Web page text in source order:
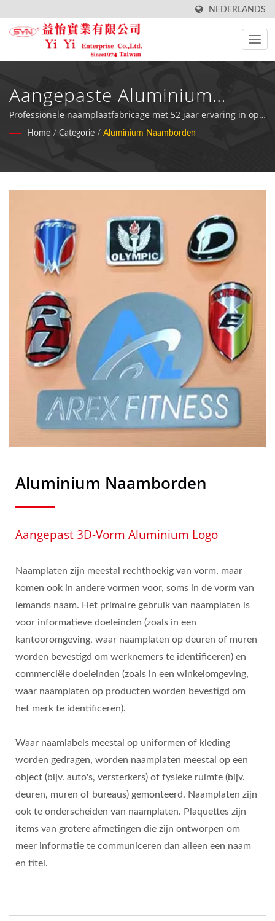
NEDERLANDS
Aangepaste Aluminium
Naamplaten Voor Industriële
Toepassingen
Professionele naamplaatfabricage met 52 jaar ervaring in op
maat gemaakte aluminium identificatieoplossingen
Home / Categorie / Aluminium Naamborden
Aluminium Naamborden
Aangepast 3D-Vorm Aluminium Logo
Naamplaten zijn meestal rechthoekig van vorm, maar
komen ook in andere vormen voor, soms in de vorm van
iemands naam. Het primaire gebruik van naamplaten is
voor informatieve doeleinden (zoals in een
kantooromgeving, waar naamplaten op deuren of muren
worden bevestigd om werknemers te identificeren) en
commerciële doeleinden (zoals in een winkelomgeving,
waar naamplaten op producten worden bevestigd om
het merk te identificeren).
Waar naamlabels meestal op uniformen of kleding
worden gedragen, worden naamplaten meestal op een
object (bijv. auto's, versterkers) of fysieke ruimte (bijv.
deuren, muren of bureaus) gemonteerd. Naamplaten zijn
ook te onderscheiden van naamplaten. Plaquettes zijn
items van grotere afmetingen die zijn ontworpen om
meer informatie te communiceren dan alleen een naam
en titel.